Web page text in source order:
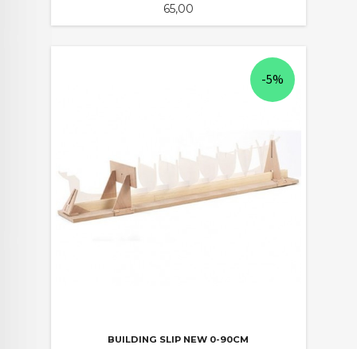
Pris
65,00
BUILDING SLIP NEW 0-90CM
-5%